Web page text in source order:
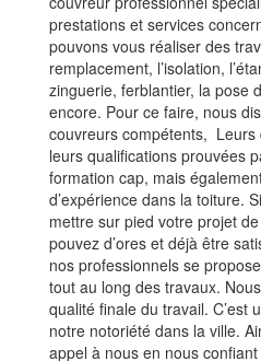
prestations et services
pouvons vous réaliser des
remplacement, l’isolation,
zinguerie, ferblantier, la pose
encore. Pour ce faire, nous
couvreurs compétents, Leurs
leurs qualifications prouvées
formation cap, mais
d’expérience dans la toiture.
mettre sur pied votre projet
pouvez d’ores et déjà être
nos professionnels se
tout au long des travaux.
qualité finale du travail. C’est
notre notoriété dans la ville.
appel à nous en nous